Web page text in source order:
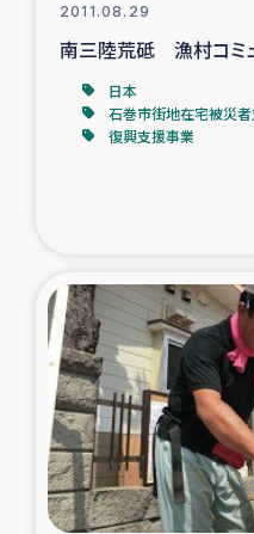
女性グループ
ミャン
タイ国境ミャ
漁民による
レバノンでのシリ
2011.08.29
南三陸荒砥 漁村コミ
日本
石巻市街地在宅被災
復興支援事業